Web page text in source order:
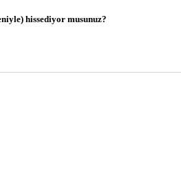
hissediyor musunuz?